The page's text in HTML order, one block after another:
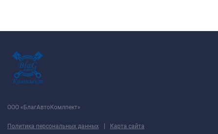
ООО «БлагАвтоКомлпект»
Политика персональных данных | Карта сайта